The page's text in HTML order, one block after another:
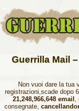
Guerrilla Mail
Non vuoi dare la tua
registrazioni,scade dopo
21,248,966,648 email ,
consegnate,